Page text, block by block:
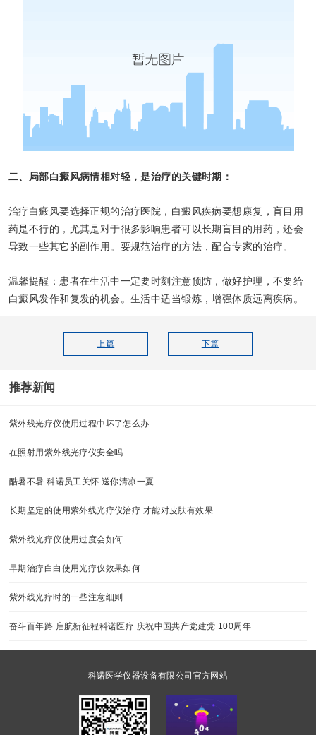
二、局部白癜风病情相对轻，是治疗的关键时期：
治疗白癜风要选择正规的治疗医院，白癜风疾病要想康复，盲目用
药是不行的，尤其是对于很多影响患者可以长期盲目的用药，还会
导致一些其它的副作用。要规范治疗的方法，配合专家的治疗。
温馨提醒：患者在生活中一定要时刻注意预防，做好护理，不要给
白癜风发作和复发的机会。生活中适当锻炼，增强体质远离疾病。
上篇 下篇
推荐新闻
紫外线光疗仪使用过程中坏了怎么办
在照射用紫外线光疗仪安全吗
酷暑不暑 科诺员工关怀 送你清凉一夏
长期坚定的使用紫外线光疗仪治疗 才能对皮肤有效果
紫外线光疗仪使用过度会如何
早期治疗白白使用光疗仪效果如何
紫外线光疗时的一些注意细则
奋斗百年路 启航新征程科诺医疗 庆祝中国共产党建党 100周年
科诺医学仪器设备有限公司官方网站